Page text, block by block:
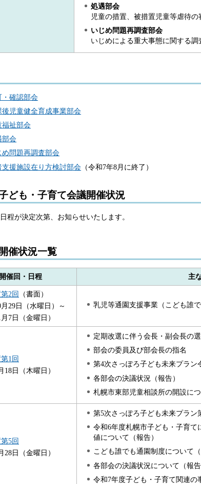
処遇部会
児童の措置、被措置児童等虐待の
いじめ問題再調査部会
いじめによる重大事態に関する
・確認部会
後児童健全育成事業部会
福祉部会
部会
め問題再調査部会
支援施設在り方検討部会 （令和7年8月に終了）
ども・子育て会議開催状況
程が決定次第、お知らせいたします。
催状況一覧
開催回・日程 主
2回
（書面）
29日（水曜日）～
7日（金曜日）
乳児等通園支援事業（こども誰
1回
18日（木曜日）
定期改選に伴う会長・副会長の
部会の委員及び部会長の指名
第4次さっぽろ子ども未来プラン
各部会の決議状況（報告）
札幌市東部児童相談所の開設につ
5回
28日（金曜日）
第5次さっぽろ子ども未来プラン
令和6年度札幌市子ども・子育
値について（報告）
こども誰でも通園制度について（
各部会の決議状況について（報告
令和7年度子ども・子育て関連の